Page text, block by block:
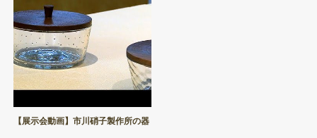
【展示会動画】市川硝子製作所の器